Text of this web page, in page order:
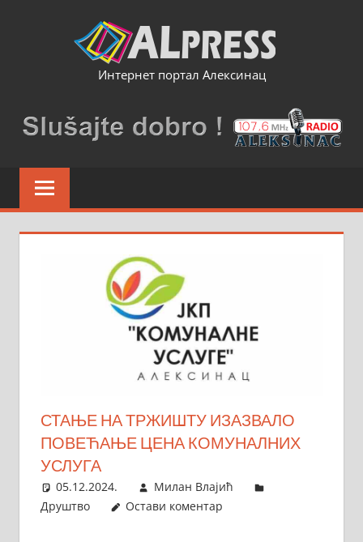
Интернет портал Алексинац
СТАЊЕ НА ТРЖИШТУ ИЗАЗВАЛО
ПОВЕЋАЊЕ ЦЕНА КОМУНАЛНИХ
УСЛУГА
05.12.2024.
Милан Влајић
Друштво
Остави коментар